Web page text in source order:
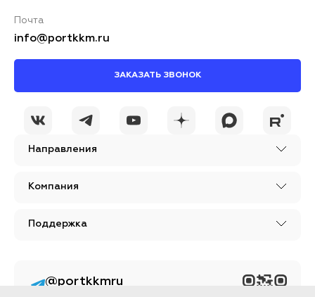
Направления
Компания
Поддержка
Почта
info@portkkm.ru
ЗАКАЗАТЬ ЗВОНОК
@portkkmru